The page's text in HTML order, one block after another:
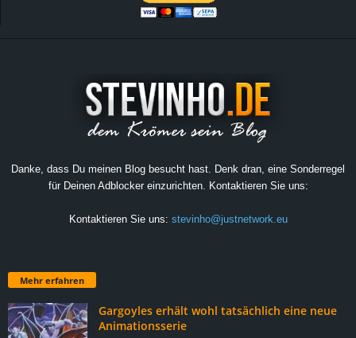
Danke, dass Du meinen Blog besucht hast. Denk dran, eine Sonderregel
für Deinen Adblocker einzurichten. Kontaktieren Sie uns:
Kontaktieren Sie uns: stevinho@justnetwork.eu
Mehr erfahren
Gargoyles erhält wohl tatsächlich eine neue
Animationsserie